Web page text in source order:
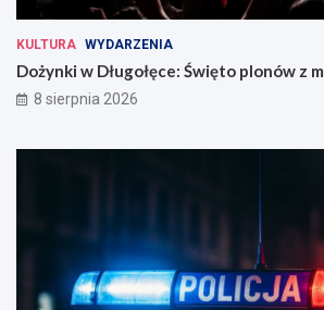
KULTURA WYDARZENIA
Dożynki w Długołęce: Święto plonów z
8 sierpnia 2026